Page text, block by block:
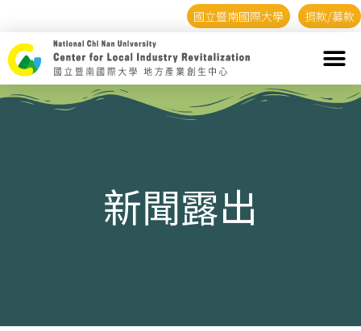
國立暨南國際大學 捐款/募款
新聞露出